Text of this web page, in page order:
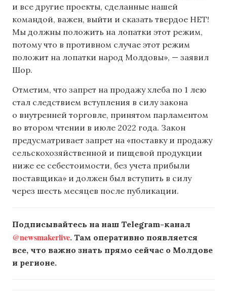
и все другие проекты, сделанные нашей
командой, важен, выйти и сказать твердое НЕТ!
Мы должны положить на лопатки этот режим,
потому что в противном случае этот режим
положит на лопатки народ Молдовы», — заявил
Шор.
Отметим, что запрет на продажу хлеба по 1 лею
стал следствием вступления в силу закона
о внутренней торговле, принятом парламентом
во втором чтении в июле 2022 года. Закон
предусматривает запрет на «поставку и продажу
сельскохозяйственной и пищевой продукции
ниже ее себестоимости, без учета прибыли
поставщика» и должен был вступить в силу
через шесть месяцев после публикации.
Подписывайтесь на наш Telegram-канал
@newsmakerlive. Там оперативно появляется
все, что важно знать прямо сейчас о Молдове
и регионе.